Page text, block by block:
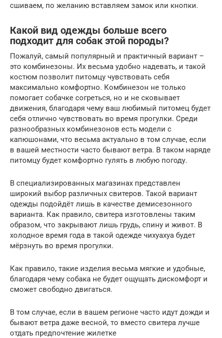
сшиваем, по желанию вставляем замок или кнопки.
Какой вид одежды больше всего
подходит для собак этой породы?
Пожалуй, самый популярный и практичный вариант –
это комбинезоны. Их весьма удобно надевать, и такой
костюм позволит питомцу чувствовать себя
максимально комфортно. Комбинезон не только
помогает собачке согреться, но и не сковывает
движения, благодаря чему ваш любимый питомец будет
себя отлично чувствовать во время прогулки. Среди
разнообразных комбинезонов есть модели с
капюшонами, что весьма актуально в том случае, если
в вашей местности часто бывают ветра. В таком наряде
питомцу будет комфортно гулять в любую погоду.
В специализированных магазинах представлен
широкий выбор различных свитеров. Такой вариант
одежды подойдёт лишь в качестве демисезонного
варианта. Как правило, свитера изготовлены таким
образом, что закрывают лишь грудь, спину и живот. В
холодное время года в такой одежде чихуахуа будет
мёрзнуть во время прогулки.
Как правило, такие изделия весьма мягкие и удобные,
благодаря чему собака не будет ощущать дискомфорт и
сможет свободно двигаться.
В том случае, если в вашем регионе часто идут дожди и
бывают ветра даже весной, то вместо свитера лучше
отдать предпочтение жилетке